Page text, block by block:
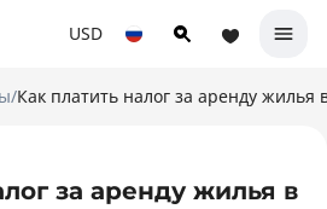
USD
/Как платить налог за аренду жилья
за аренду жилья в